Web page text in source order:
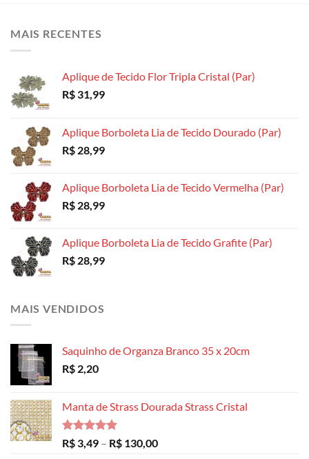
MAIS RECENTES
Aplique de Tecido Flor Tripla Cristal (Par)
R$ 31,99
Aplique Borboleta Lia de Tecido Dourado (Par)
R$ 28,99
Aplique Borboleta Lia de Tecido Vermelha (Par)
R$ 28,99
Aplique Borboleta Lia de Tecido Grafite (Par)
R$ 28,99
MAIS VENDIDOS
Saquinho de Organza Branco 35 x 20cm
R$ 2,20
Manta de Strass Dourada Strass Cristal
Avaliação
5.00
de 5
R$ 3,49 – R$ 130,00Faixa